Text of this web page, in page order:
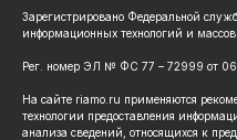
Зарегистрировано Федеральной
информационных технологий и
Рег. номер ЭЛ № ФС 77 – 72999 от
На сайте riamo.ru применяются
технологии предоставления
анализа сведений, относящихся к